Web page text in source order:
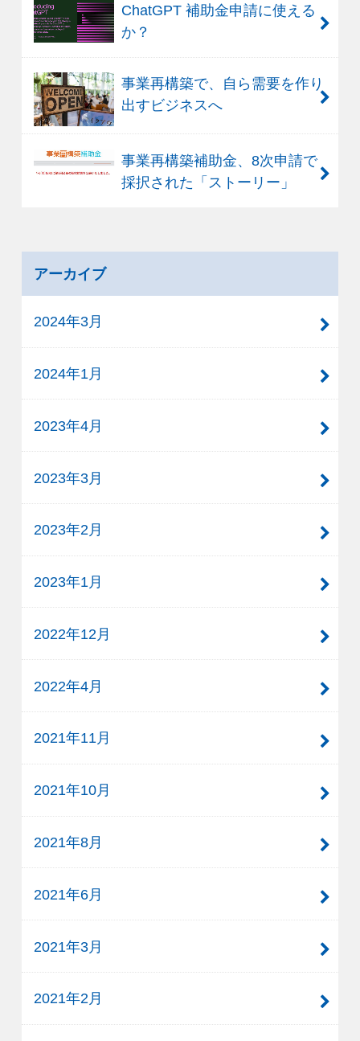
ChatGPT 補助金申請に使える
か？
事業再構築で、自ら需要を作り
出すビジネスへ
事業再構築補助金、8次申請で
採択された「ストーリー」
アーカイブ
2024年3月
2024年1月
2023年4月
2023年3月
2023年2月
2023年1月
2022年12月
2022年4月
2021年11月
2021年10月
2021年8月
2021年6月
2021年3月
2021年2月